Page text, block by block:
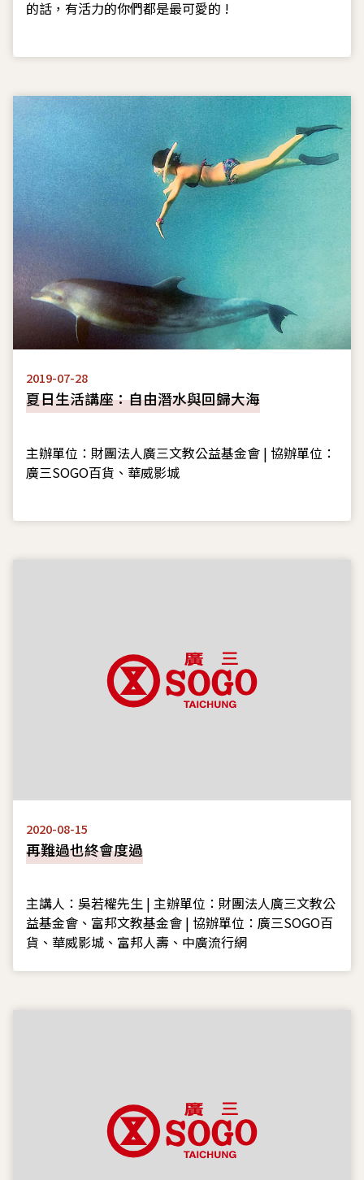
的話，有活力的你們都是最可愛的 !
2019-07-28
夏日生活講座：自由潛水與回歸大海
主辦單位：財團法人廣三文教公益基金會 | 協辦單位：
廣三SOGO百貨、華威影城
2020-08-15
再難過也終會度過
主講人：吳若權先生 | 主辦單位：財團法人廣三文教公
益基金會、富邦文教基金會 | 協辦單位：廣三SOGO百
貨、華威影城、富邦人壽、中廣流行網